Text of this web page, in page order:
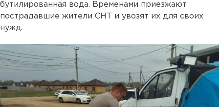
бутилированная вода. Временами приезжают
пострадавшие жители СНТ и увозят их для своих
нужд.